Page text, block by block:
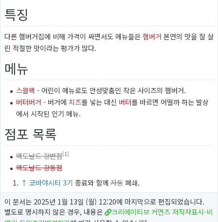
특징
다른 햄버거집에 비해 가격이 싸면서도 메뉴들은햄버거 본연의 맛을 잘 살
린 적절한 맛이라는 평가가 많다.
메뉴
스몰왝 - 어린이 메뉴로도 안성맞춤인 작은 사이즈의 햄버거.
버터버거 - 버거에 치즈를 넣는 대신 버터를 바르면 어떨까 하는 발상
에서 시작된 인기 메뉴.
점포 목록
왝도날드 강변점[1]
왝도날드 강동점
↑ 코바야시티 3기 종료와 함께자동폐쇄.
이 문서는 2025년 1월 13일 (월) 12:20에 마지막으로 편집되었습니다.
별도로 명시하지 않은 경우, 내용은
크리에이티브 커먼즈 저작자표시-비